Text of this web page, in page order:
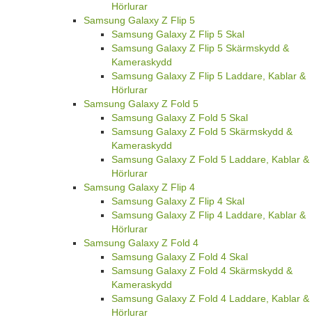
Hörlurar
Samsung Galaxy Z Flip 5
Samsung Galaxy Z Flip 5 Skal
Samsung Galaxy Z Flip 5 Skärmskydd &
Kameraskydd
Samsung Galaxy Z Flip 5 Laddare, Kablar &
Hörlurar
Samsung Galaxy Z Fold 5
Samsung Galaxy Z Fold 5 Skal
Samsung Galaxy Z Fold 5 Skärmskydd &
Kameraskydd
Samsung Galaxy Z Fold 5 Laddare, Kablar &
Hörlurar
Samsung Galaxy Z Flip 4
Samsung Galaxy Z Flip 4 Skal
Samsung Galaxy Z Flip 4 Laddare, Kablar &
Hörlurar
Samsung Galaxy Z Fold 4
Samsung Galaxy Z Fold 4 Skal
Samsung Galaxy Z Fold 4 Skärmskydd &
Kameraskydd
Samsung Galaxy Z Fold 4 Laddare, Kablar &
Hörlurar